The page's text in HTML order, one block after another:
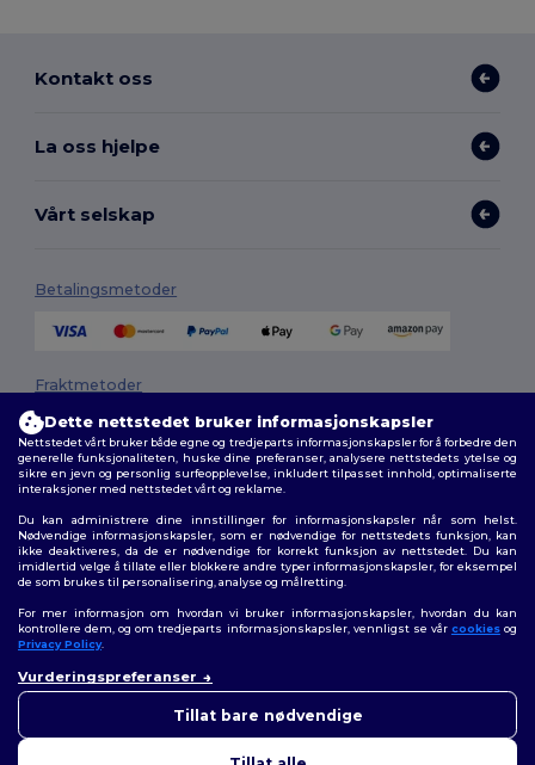
Kontakt oss
La oss hjelpe
Vårt selskap
Betalingsmetoder
Fraktmetoder
Generelle Vilkår|personvernerklæring
informasjonskapsler|Nettstedsoversikt
Følg oss
Dette nettstedet bruker informasjonskapsler
Nettstedet vårt bruker både egne og tredjeparts informasjonskapsler for å forbedre den
generelle funksjonaliteten, huske dine preferanser, analysere nettstedets ytelse og
sikre en jevn og personlig surfeopplevelse, inkludert tilpasset innhold, optimaliserte
interaksjoner med nettstedet vårt og reklame.
Du kan administrere dine innstillinger for informasjonskapsler når som helst.
Nødvendige informasjonskapsler, som er nødvendige for nettstedets funksjon, kan
ikke deaktiveres, da de er nødvendige for korrekt funksjon av nettstedet. Du kan
imidlertid velge å tillate eller blokkere andre typer informasjonskapsler, for eksempel
de som brukes til personalisering, analyse og målretting.
For mer informasjon om hvordan vi bruker informasjonskapsler, hvordan du kan
kontrollere dem, og om tredjeparts informasjonskapsler, vennligst se vår cookiesog
Privacy Policy.
Vurderingspreferanser
Tillat bare nødvendige
bekymringer, kan du kontakte